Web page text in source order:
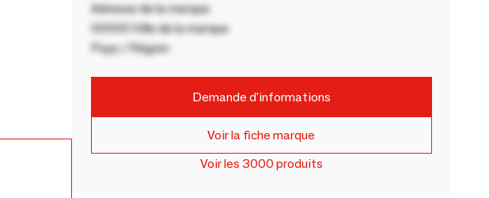
Adresse de la marque
00000 Ville de la marque
Pays / Région
Demande d'informations
Voir la fiche marque
Voir les 3000 produits